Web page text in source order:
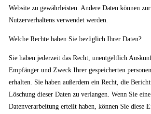
Website zu gewährleisten. Andere Daten können
Nutzerverhaltens verwendet werden.
Welche Rechte haben Sie bezüglich Ihrer Daten?
Sie haben jederzeit das Recht, unentgeltlich
Empfänger und Zweck Ihrer gespeicherten
erhalten. Sie haben außerdem ein Recht, die
Löschung dieser Daten zu verlangen. Wenn Sie
Datenverarbeitung erteilt haben, können Sie diese